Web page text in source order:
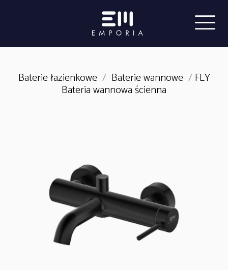
Baterie łazienkowe / Baterie wannowe /FLY
Bateria wannowa ścienna